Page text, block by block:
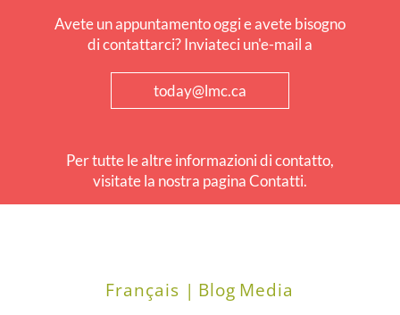
Avete un appuntamento oggi e avete bisogno
di contattarci? Inviateci un'e-mail a
today@lmc.ca
Per tutte le altre informazioni di contatto,
visitate la nostra pagina Contatti.
Français | Blog Media